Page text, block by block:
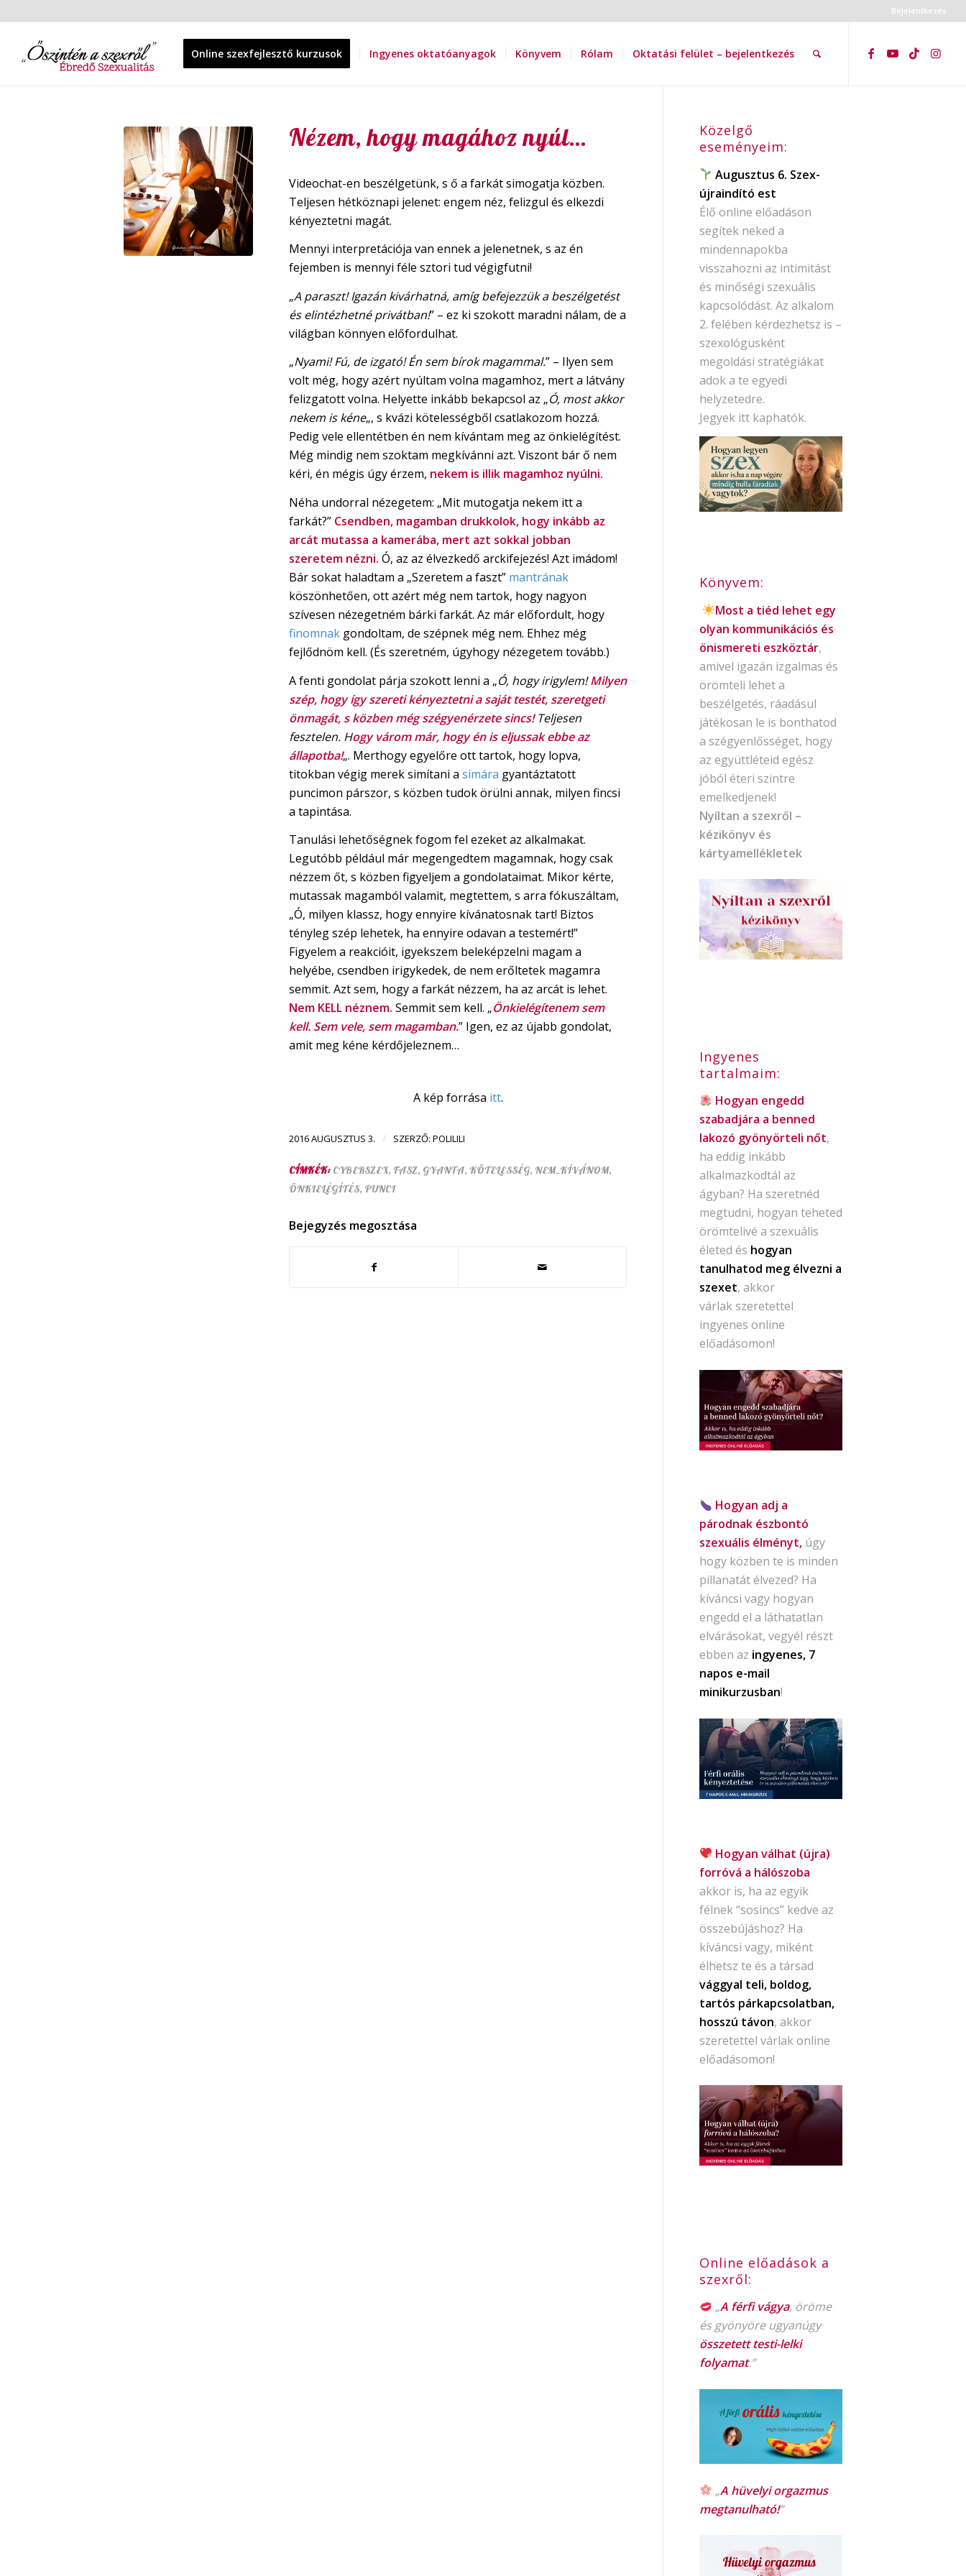
Bejelentkezés
Online szexfejlesztő kurzusok Ingyenes oktatóanyagok Könyvem Rólam Oktatási felület – bejelentkezés
Nézem, hogy magához nyúl…
Videochat-en beszélgetünk, s ő a farkát simogatja közben.
Teljesen hétköznapi jelenet: engem néz, felizgul és elkezdi
kényeztetni magát.
Mennyi interpretációja van ennek a jelenetnek, s az én
fejemben is mennyi féle sztori tud végigfutni!
„A paraszt! Igazán kivárhatná, amíg befejezzük a beszélgetést
és elintézhetné privátban!” – ez ki szokott maradni nálam, de a
világban könnyen előfordulhat.
„Nyami! Fú, de izgató! Én sem bírok magammal.” – Ilyen sem
volt még, hogy azért nyúltam volna magamhoz, mert a látvány
felizgatott volna. Helyette inkább bekapcsol az „Ó, most akkor
nekem is kéne„, s kvázi kötelességből csatlakozom hozzá.
Pedig vele ellentétben én nem kívántam meg az önkielégítést.
Még mindig nem szoktam megkívánni azt. Viszont bár ő nem
kéri, én mégis úgy érzem, nekem is illik magamhoz nyúlni.
Néha undorral nézegetem: „Mit mutogatja nekem itt a
farkát?” Csendben, magamban drukkolok, hogy inkább az
arcát mutassa a kamerába, mert azt sokkal jobban
szeretem nézni. Ó, az az élvezkedő arckifejezés! Azt imádom!
Bár sokat haladtam a „Szeretem a faszt” mantrának
köszönhetően, ott azért még nem tartok, hogy nagyon
szívesen nézegetném bárki farkát. Az már előfordult, hogy
finomnak gondoltam, de szépnek még nem. Ehhez még
fejlődnöm kell. (És szeretném, úgyhogy nézegetem tovább.)
A fenti gondolat párja szokott lenni a „Ó, hogy irigylem!Milyen
szép, hogy így szereti kényeztetni a saját testét, szeretgeti
önmagát, s közben még szégyenérzete sincs!Teljesen
fesztelen. Hogy várom már, hogy én is eljussak ebbe az
állapotba!„. Merthogy egyelőre ott tartok, hogy lopva,
titokban végig merek simítani a simára gyantáztatott
puncimon párszor, s közben tudok örülni annak, milyen fincsi
a tapintása.
Tanulási lehetőségnek fogom fel ezeket az alkalmakat.
Legutóbb például már megengedtem magamnak, hogy csak
nézzem őt, s közben figyeljem a gondolataimat. Mikor kérte,
mutassak magamból valamit, megtettem, s arra fókuszáltam,
„Ó, milyen klassz, hogy ennyire kívánatosnak tart! Biztos
tényleg szép lehetek, ha ennyire odavan a testemért!”
Figyelem a reakcióit, igyekszem beleképzelni magam a
helyébe, csendben irigykedek, de nem erőltetek magamra
semmit. Azt sem, hogy a farkát nézzem, ha az arcát is lehet.
Nem KELL néznem. Semmit sem kell. „Önkielégítenem sem
kell. Sem vele, sem magamban.” Igen, ez az újabb gondolat,
amit meg kéne kérdőjeleznem…
A kép forrása itt.
2016 AUGUSZTUS 3. / SZERZŐ: POLILILI
CÍMKÉK: CYBERSZEX, FASZ, GYANTA, KÖTELESSÉG, NEM_KÍVÁNOM,
ÖNKIELÉGÍTÉS, PUNCI
Bejegyzés megosztása
Közelgő
eseményeim:
Augusztus 6. Szex-
újraindító est
Élő online előadáson
segítek neked a
mindennapokba
visszahozni az intimitást
és minőségi szexuális
kapcsolódást. Az alkalom
2. felében kérdezhetsz is –
szexológusként
megoldási stratégiákat
adok a te egyedi
helyzetedre.
Jegyek itt kaphatók.
Könyvem:
Most a tiéd lehet egy
olyan kommunikációs és
önismereti eszköztár,
amivel igazán izgalmas és
örömteli lehet a
beszélgetés, ráadásul
játékosan le is bonthatod
a szégyenlősséget, hogy
az együttléteid egész
jóból éteri szintre
emelkedjenek!
Nyíltan a szexről –
kézikönyv és
kártyamellékletek
Ingyenes
tartalmaim:
Hogyan engedd
szabadjára a benned
lakozó gyönyörteli nőt,
ha eddig inkább
alkalmazkodtál az
ágyban? Ha szeretnéd
megtudni, hogyan teheted
örömtelivé a szexuális
életed és hogyan
tanulhatod meg élvezni a
szexet, akkor
várlak szeretettel
ingyenes online
előadásomon!
Hogyan adj a
párodnak észbontó
szexuális élményt, úgy
hogy közben te is minden
pillanatát élvezed? Ha
kíváncsi vagy hogyan
engedd el a láthatatlan
elvárásokat, vegyél részt
ebben az ingyenes, 7
napos e-mail
minikurzusban!
Hogyan válhat (újra)
forróvá a hálószoba
akkor is, ha az egyik
félnek “sosincs” kedve az
összebújáshoz? Ha
kíváncsi vagy, miként
élhetsz te és a társad
vággyal teli, boldog,
tartós párkapcsolatban,
hosszú távon, akkor
szeretettel várlak online
előadásomon!
Online előadások a
szexről:
„A férfi vágya, öröme
és gyönyöre ugyanúgy
összetett testi-lelki
folyamat.”
„A hüvelyi orgazmus
megtanulható!”